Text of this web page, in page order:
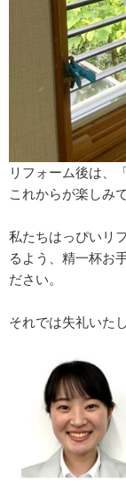
リフォーム後は、
これからが楽しみ
私たちはっぴいリ
るよう、精一杯お
ださい。
それでは失礼いた